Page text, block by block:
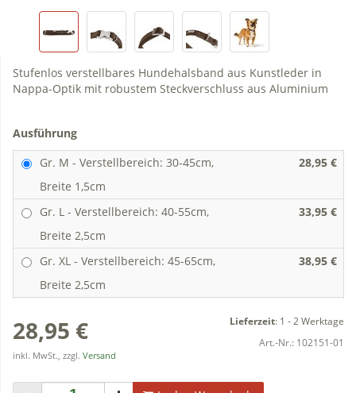
Stufenlos verstellbares Hundehalsband aus Kunstleder in
Nappa-Optik mit robustem Steckverschluss aus Aluminium
Ausführung
Gr. M - Verstellbereich: 30-45cm,
Breite 1,5cm
28,95 €
Gr. L - Verstellbereich: 40-55cm,
Breite 2,5cm
33,95 €
Gr. XL - Verstellbereich: 45-65cm,
Breite 2,5cm
38,95 €
28,95 €
inkl. MwSt., zzgl. Versand
Lieferzeit: 1 - 2 Werktage
Art.-Nr.: 102151-01